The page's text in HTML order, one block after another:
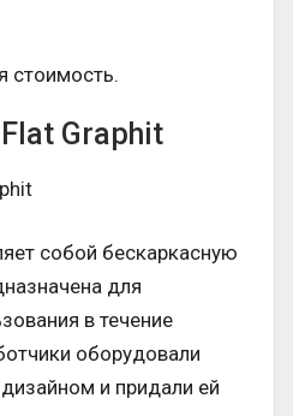
стоимость.
Graphit
собой бескаркасную
для
в течение
оборудовали
и придали ей